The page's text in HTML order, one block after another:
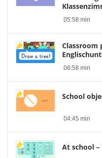
05:58 min
Classroom
06:58 min
School
04:45 min
At school –